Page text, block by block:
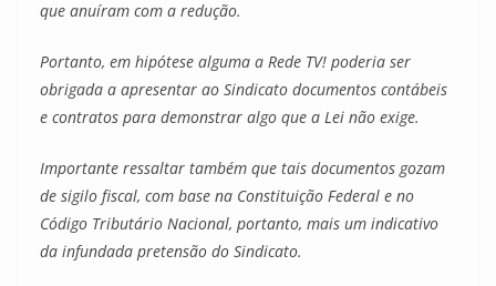
que anuíram com a redução.
Portanto, em hipótese alguma a Rede TV! poderia ser
obrigada a apresentar ao Sindicato documentos contábeis
e contratos para demonstrar algo que a Lei não exige.
Importante ressaltar também que tais documentos gozam
de sigilo fiscal, com base na Constituição Federal e no
Código Tributário Nacional, portanto, mais um indicativo
da infundada pretensão do Sindicato.